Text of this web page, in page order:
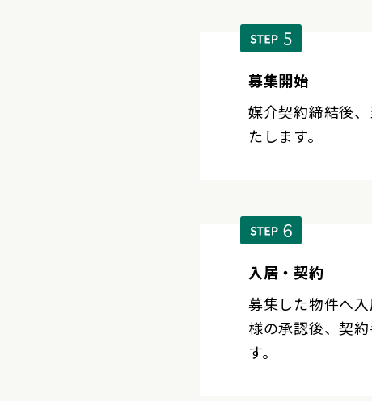
募集開始
媒介契約締結後
たします。
入居・契約
募集した物件へ
様の承認後、契
す。